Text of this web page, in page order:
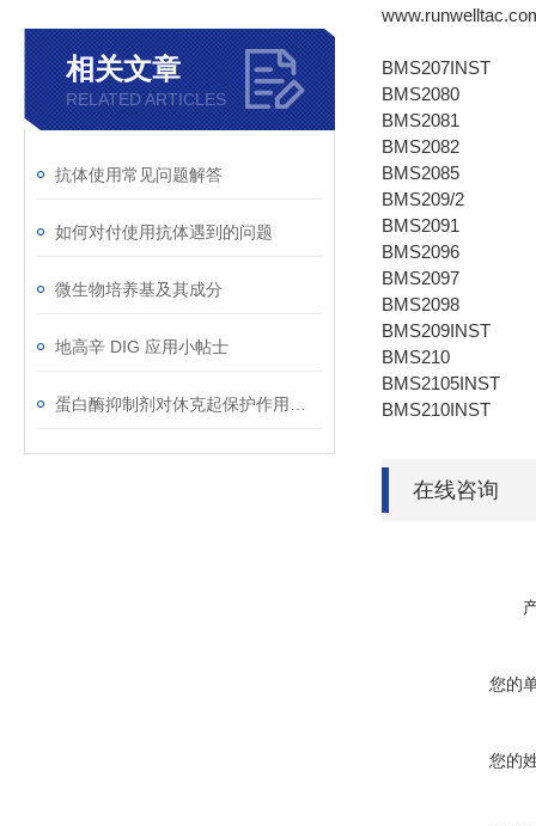
相关文章
RELATED ARTICLES
抗体使用常见问题解答
如何对付使用抗体遇到的问题
微生物培养基及其成分
地高辛 DIG 应用小帖士
BMS207INST
BMS2080
BMS2081
BMS2082
BMS2085
BMS209/2
BMS2091
BMS2096
BMS2097
BMS2098
BMS209INST
BMS210
BMS2105INST
BMS210INST
在线咨询
您的
您的